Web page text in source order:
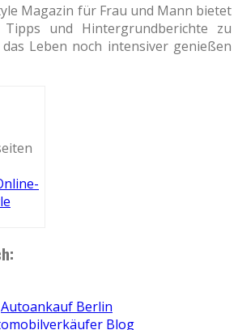
Magazin für Frau und Mann bietet
Tipps und Hintergrundberichte zu
Leben noch intensiver genießen
Autoankauf Berlin
Blog